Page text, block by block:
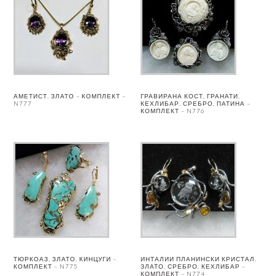
АМЕТИСТ, ЗЛАТО – КОМПЛЕКТ –
N777
ГРАВИРАНА КОСТ, ГРАНАТИ,
КЕХЛИБАР, СРЕБРО, ПАТИНА –
КОМПЛЕКТ – N776
ТЮРКОАЗ, ЗЛАТО, КИНЦУГИ –
КОМПЛЕКТ – N775
ИНТАЛИИ ПЛАНИНСКИ КРИСТАЛ,
ЗЛАТО, СРЕБРО, КЕХЛИБАР –
КОМПЛЕКТ – N774